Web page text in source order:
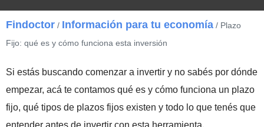
Findoctor / Información para tu economía / Plazo
Fijo: qué es y cómo funciona esta inversión
Si estás buscando comenzar a invertir y no sabés por dónde
empezar, acá te contamos qué es y cómo funciona un plazo
fijo, qué tipos de plazos fijos existen y todo lo que tenés que